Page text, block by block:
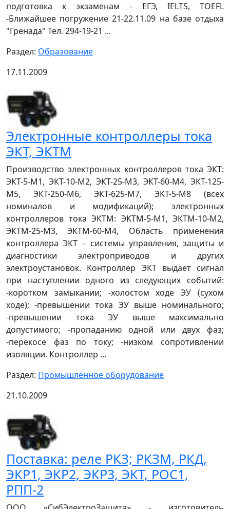
подготовка к экзаменам - ЕГЭ, IELTS, TOEFL
-Ближайшее погружение 21-22.11.09 на базе отдыха
"Гренада" Тел. 294-19-21 ...
Раздел: Образование
17.11.2009
Электронные контроллеры тока
ЭКТ, ЭКТМ
Производство электронных контроллеров тока ЭКТ:
ЭКТ-5-М1, ЭКТ-10-М2, ЭКТ-25-М3, ЭКТ-60-М4, ЭКТ-125-
М5, ЭКТ-250-М6, ЭКТ-625-М7, ЭКТ-5-М8 (всех
номиналов и модификаций); электронных
контроллеров тока ЭКТМ: ЭКТМ-5-М1, ЭКТМ-10-М2,
ЭКТМ-25-М3, ЭКТМ-60-М4, Область применения
контроллера ЭКТ – системы управления, защиты и
диагностики электроприводов и других
электроустановок. Контроллер ЭКТ выдает сигнал
при наступлении одного из следующих событий:
-коротком замыкании; -холостом ходе ЭУ (сухом
ходе); -превышении тока ЭУ выше номинального;
-превышении тока ЭУ выше максимально
допустимого; -пропаданию одной или двух фаз;
-перекосе фаз по току; -низком сопротивлении
изоляции. Контроллер ...
Раздел: Промышленное оборудование
21.10.2009
Поставка: реле РКЗ; РКЗМ, РКД,
ЭКР1, ЭКР2, ЭКР3, ЭКТ, РОС1,
РПП-2